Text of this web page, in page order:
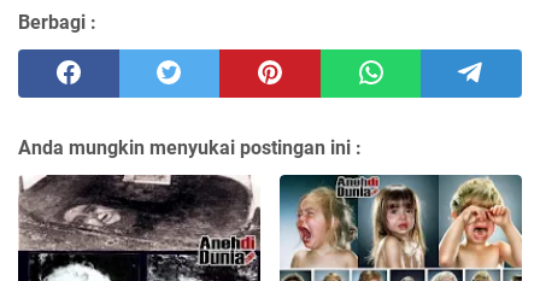
Berbagi :
Anda mungkin menyukai postingan ini :